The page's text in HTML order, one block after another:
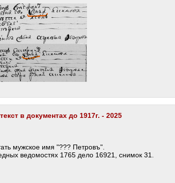
в документах до 1917г. - 2025
мужское имя "??? Петровъ".
ведомостях 1765 дело 16921, снимок 31.